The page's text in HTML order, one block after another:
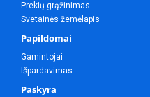
Prekių grąžinimas
Svetainės žemėlapis
Papildomai
Gamintojai
Išpardavimas
Paskyra